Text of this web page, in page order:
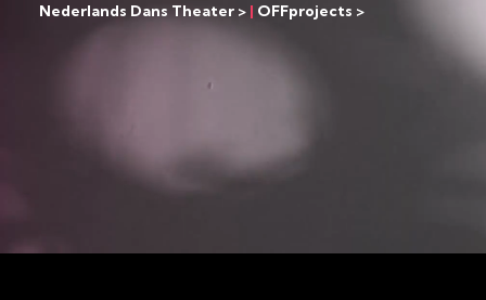
Nederlands Dans Theater > | OFFprojects >